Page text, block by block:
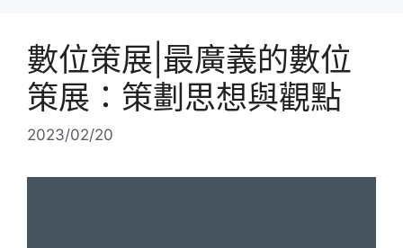
數位策展|最廣義的數位
策展：策劃思想與觀點
2023/02/20